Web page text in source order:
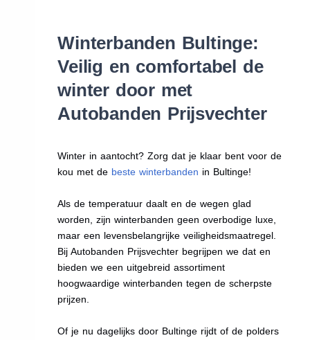
Winterbanden Bultinge:
Veilig en comfortabel de
winter door met
Autobanden Prijsvechter
Winter in aantocht? Zorg dat je klaar bent voor de
kou met de beste winterbanden in Bultinge!
Als de temperatuur daalt en de wegen glad
worden, zijn winterbanden geen overbodige luxe,
maar een levensbelangrijke veiligheidsmaatregel.
Bij Autobanden Prijsvechter begrijpen we dat en
bieden we een uitgebreid assortiment
hoogwaardige winterbanden tegen de scherpste
prijzen.
Of je nu dagelijks door Bultinge rijdt of de polders